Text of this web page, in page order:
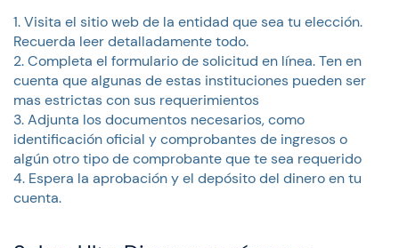
Visita el sitio web de la entidad que sea tu elección.
Recuerda leer detalladamente todo.
Completa el formulario de solicitud en línea. Ten en
cuenta que algunas de estas instituciones pueden ser
mas estrictas con sus requerimientos
Adjunta los documentos necesarios, como
identificación oficial y comprobantes de ingresos o
algún otro tipo de comprobante que te sea requerido
Espera la aprobación y el depósito del dinero en tu
cuenta.